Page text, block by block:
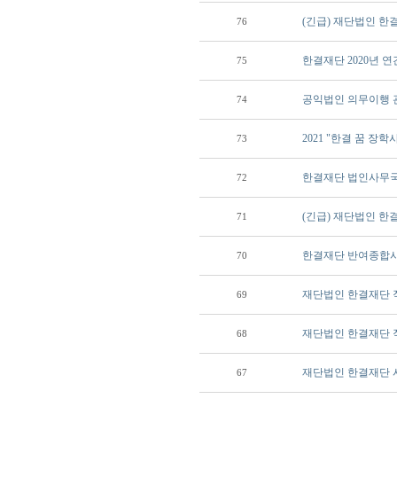
76 (긴급) 재단법인 한
75 한결재단 2020년
74 공익법인 의무이행
73 2021 "한결 꿈 장학
72 한결재단 법인사무
71 (긴급) 재단법인 한
70 한결재단 반여종합
69 재단법인 한결재단
68 재단법인 한결재단
67 재단법인 한결재단